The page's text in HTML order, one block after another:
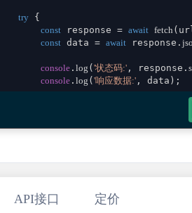
try {
const response = await fetch
const data = await response.
console . log ( '状态码:' , response.
console . log ( '响应数据:' , data);
console.error('请求失败:', error);
// 使用示例
calculatorRelativelyPrime()
API接口 定价